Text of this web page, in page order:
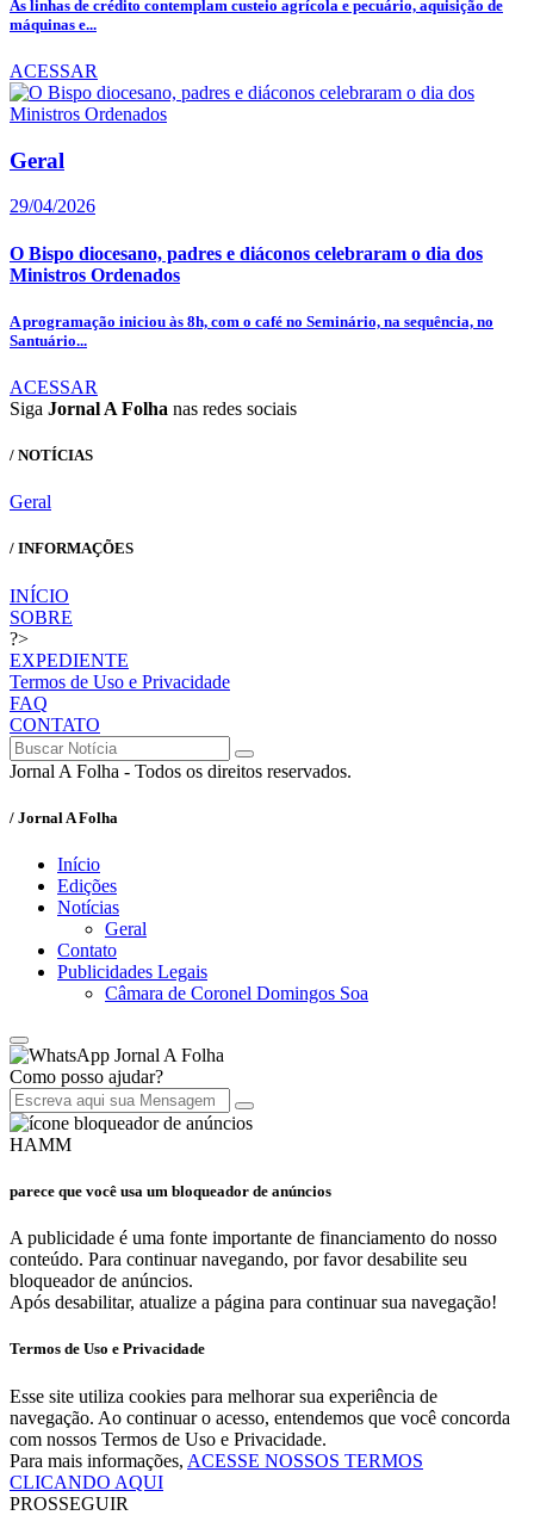
As linhas de crédito contemplam custeio agrícola e pecuário, aquisição de
máquinas e...
ACESSAR
Geral
29/04/2026
O Bispo diocesano, padres e diáconos celebraram o dia dos
Ministros Ordenados
A programação iniciou às 8h, com o café no Seminário, na sequência, no
Santuário...
ACESSAR
Siga Jornal A Folha nas redes sociais
/ NOTÍCIAS
Geral
/ INFORMAÇÕES
INÍCIO
SOBRE
?>
EXPEDIENTE
Termos de Uso e Privacidade
FAQ
CONTATO
Jornal A Folha - Todos os direitos reservados.
/ Jornal A Folha
Início
Edições
Notícias
Geral
Contato
Publicidades Legais
Câmara de Coronel Domingos Soa
Jornal A Folha
Como posso ajudar?
HAMM
parece que você usa um bloqueador de anúncios
A publicidade é uma fonte importante de financiamento do nosso
conteúdo. Para continuar navegando, por favor desabilite seu
bloqueador de anúncios.
Após desabilitar, atualize a página para continuar sua navegação!
Termos de Uso e Privacidade
Esse site utiliza cookies para melhorar sua experiência de
navegação. Ao continuar o acesso, entendemos que você concorda
com nossos Termos de Uso e Privacidade.
Para mais informações, ACESSE NOSSOS TERMOS
CLICANDO AQUI
PROSSEGUIR